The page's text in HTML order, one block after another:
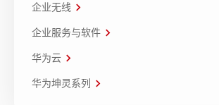
企业无线
企业服务与软件
华为云
华为坤灵系列